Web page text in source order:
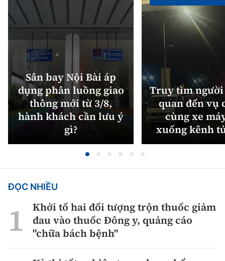
Sân bay Nội Bài áp
dụng phân luồng giao
thông mới từ 3/8,
hành khách cần lưu ý
gì?
Truy tìm
quan đến vụ
cùng xe
xuống kênh
ĐỌC NHIỀU
Khởi tố hai đối tượng trộn thuốc giảm
đau vào thuốc Đông y, quảng cáo
"chữa bách bệnh"